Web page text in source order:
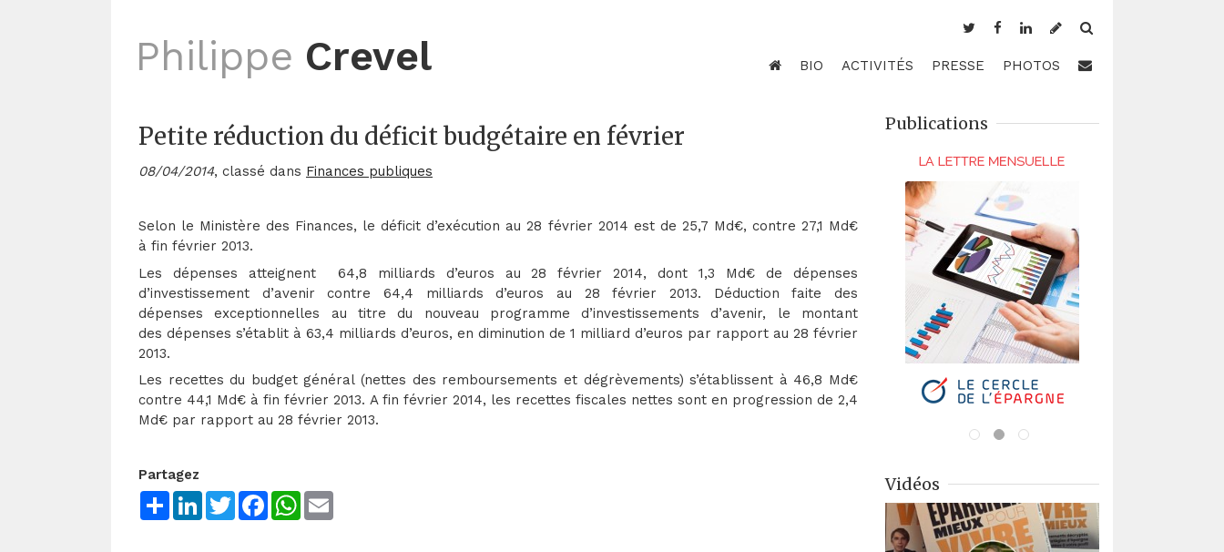
Philippe Crevel BIO ACTIVITÉS PRESSE PHOTOS
Petite réduction du déficit budgétaire en février
08/04/2014, classé dans Finances publiques
Selon le Ministère des Finances, le déficit d’exécution au 28 février 2014 est de 25,7 Md€, contre 27,1 Md€
à fin février 2013.
Les dépenses atteignent 64,8 milliards d’euros au 28 février 2014, dont 1,3 Md€ de dépenses
d’investissement d’avenir contre 64,4 milliards d’euros au 28 février 2013. Déduction faite des
dépenses exceptionnelles au titre du nouveau programme d’investissements d’avenir, le montant
des dépenses s’établit à 63,4 milliards d’euros, en diminution de 1 milliard d’euros par rapport au 28 février
2013.
Les recettes du budget général (nettes des remboursements et dégrèvements) s’établissent à 46,8 Md€
contre 44,1 Md€ à fin février 2013. A fin février 2014, les recettes fiscales nettes sont en progression de 2,4
Md€ par rapport au 28 février 2013.
Partagez
ShareLinkedInTwitterFacebookWhatsApp
Publications
Vidéos